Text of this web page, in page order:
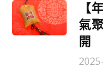
【
氣
開